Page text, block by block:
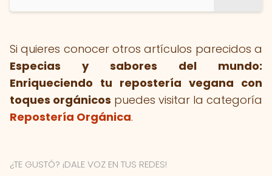
Si quieres conocer otros artículos parecidos a
Especias y sabores del mundo:
Enriqueciendo tu repostería vegana con
toques orgánicos puedes visitar la categoría
Repostería Orgánica.
¿TE GUSTÓ? ¡DALE VOZ EN TUS REDES!